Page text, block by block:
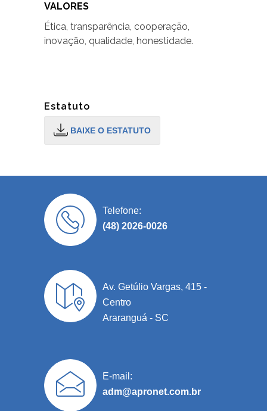
VALORES
Ética, transparência, cooperação,
inovação, qualidade, honestidade.
Estatuto
BAIXE O ESTATUTO
Telefone:
(48) 2026-0026
Av. Getúlio Vargas, 415 -
Centro
Araranguá - SC
E-mail:
adm@apronet.com.br